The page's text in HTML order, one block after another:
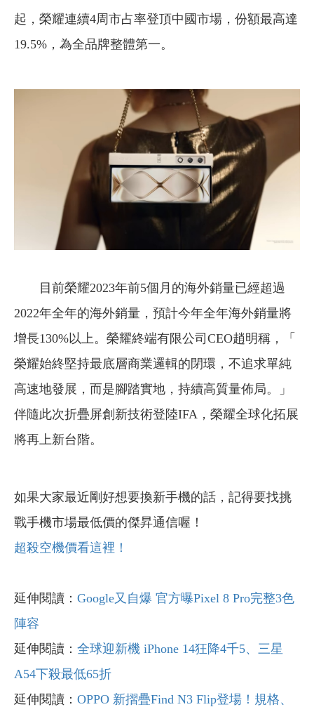
起，榮耀連續4周市占率登頂中國市場，份額最高達
19.5%，為全品牌整體第一。
目前榮耀2023年前5個月的海外銷量已經超過
2022年全年的海外銷量，預計今年全年海外銷量將
增長130%以上。榮耀終端有限公司CEO趙明稱，「
榮耀始終堅持最底層商業邏輯的閉環，不追求單純
高速地發展，而是腳踏實地，持續高質量佈局。」
伴隨此次折疊屏創新技術登陸IFA，榮耀全球化拓展
將再上新台階。
如果大家最近剛好想要換新手機的話，記得要找挑
戰手機市場最低價的傑昇通信喔！
超殺空機價看這裡！
延伸閱讀： Google又自爆 官方曝Pixel 8 Pro完整3色
陣容
延伸閱讀： 全球迎新機 iPhone 14狂降4千5、三星
A54下殺最低65折
延伸閱讀： OPPO 新摺疊Find N3 Flip登場！規格、